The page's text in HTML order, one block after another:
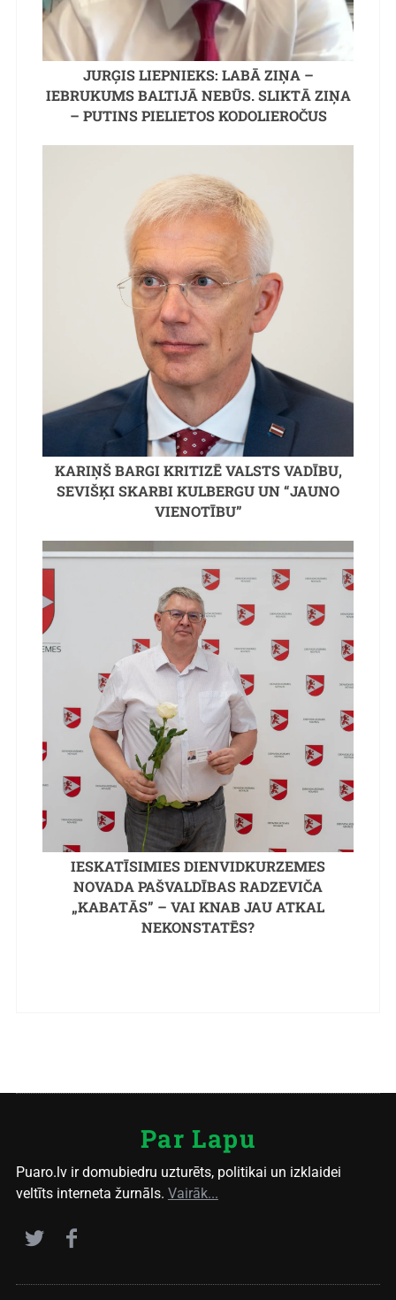
JURĢIS LIEPNIEKS: LABĀ ZIŅA –
IEBRUKUMS BALTIJĀ NEBŪS. SLIKTĀ ZIŅA
– PUTINS PIELIETOS KODOLIEROČUS
KARIŅŠ BARGI KRITIZĒ VALSTS VADĪBU,
SEVIŠĶI SKARBI KULBERGU UN “JAUNO
VIENOTĪBU”
IESKATĪSIMIES DIENVIDKURZEMES
NOVADA PAŠVALDĪBAS RADZEVIČA
„KABATĀS” – VAI KNAB JAU ATKAL
NEKONSTATĒS?
Par Lapu
Puaro.lv ir domubiedru uzturēts, politikai un izklaidei
veltīts interneta žurnāls. Vairāk...